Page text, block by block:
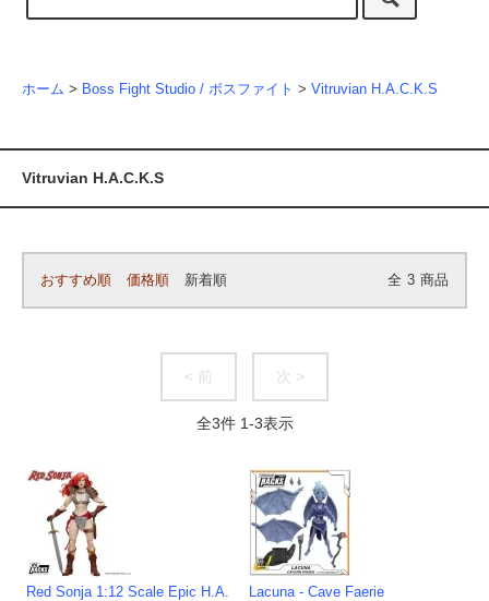
ホーム > Boss Fight Studio / ボスファイト > Vitruvian H.A.C.K.S
Vitruvian H.A.C.K.S
おすすめ順 価格順 新着順 全 3 商品
< 前 次 >
全3件 1-3表示
Red Sonja 1:12 Scale Epic H.A.
Lacuna - Cave Faerie